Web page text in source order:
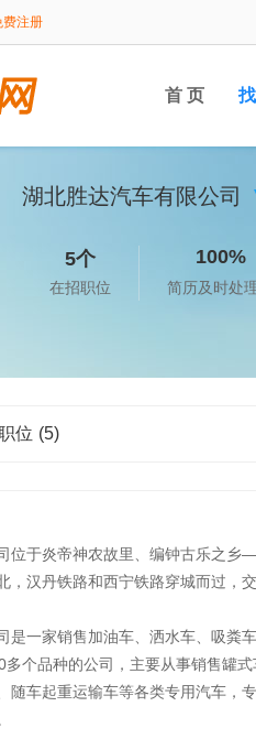
费注册
首 页
湖北胜达汽车有限公司
5个
在招职位
100%
简历及时处
位 (5)
位于炎帝神农故里、编钟古乐之乡
，汉丹铁路和西宁铁路穿城而过，
是一家销售加油车、洒水车、吸粪
个品种的公司，主要从事销售罐
随车起重运输车等各类专用汽车，